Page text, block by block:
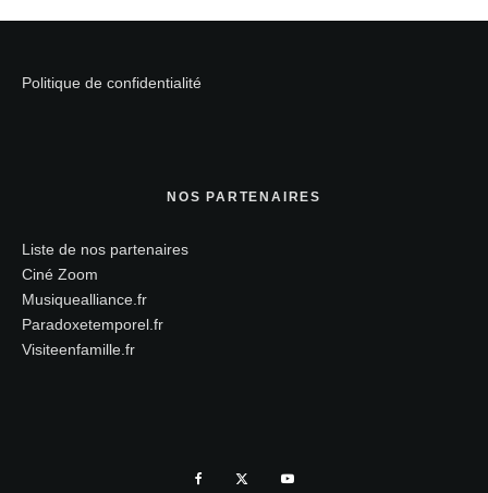
Politique de confidentialité
NOS PARTENAIRES
Liste de nos partenaires
Ciné Zoom
Musiquealliance.fr
Paradoxetemporel.fr
Visiteenfamille.fr